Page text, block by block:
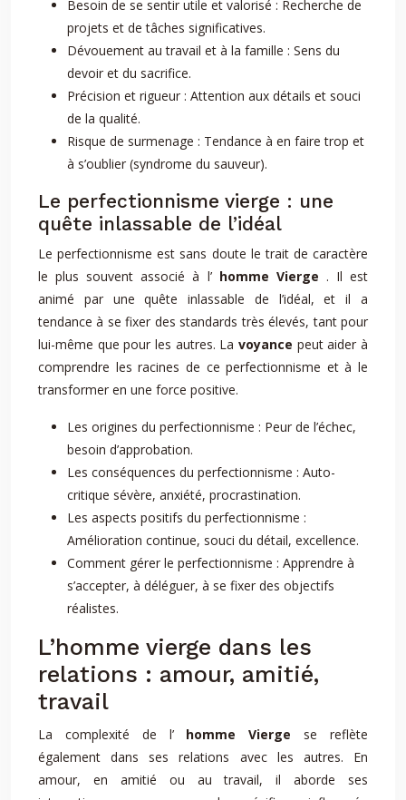
Besoin de se sentir utile et valorisé : Recherche de
projets et de tâches significatives.
Dévouement au travail et à la famille : Sens du
devoir et du sacrifice.
Précision et rigueur : Attention aux détails et souci
de la qualité.
Risque de surmenage : Tendance à en faire trop et
à s’oublier (syndrome du sauveur).
Le perfectionnisme vierge : une
quête inlassable de l’idéal
Le perfectionnisme est sans doute le trait de caractère
le plus souvent associé à l’ homme Vierge . Il est
animé par une quête inlassable de l’idéal, et il a
tendance à se fixer des standards très élevés, tant pour
lui-même que pour les autres. La voyance peut aider à
comprendre les racines de ce perfectionnisme et à le
transformer en une force positive.
Les origines du perfectionnisme : Peur de l’échec,
besoin d’approbation.
Les conséquences du perfectionnisme : Auto-
critique sévère, anxiété, procrastination.
Les aspects positifs du perfectionnisme :
Amélioration continue, souci du détail, excellence.
Comment gérer le perfectionnisme : Apprendre à
s’accepter, à déléguer, à se fixer des objectifs
réalistes.
L’homme vierge dans les
relations : amour, amitié,
travail
La complexité de l’ homme Vierge se reflète
également dans ses relations avec les autres. En
amour, en amitié ou au travail, il aborde ses